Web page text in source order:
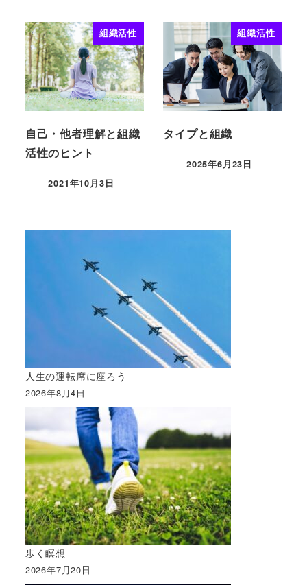
組織活性
自己・他者理解と組織
活性のヒント
2021年10月3日
組織活性
タイプと組織
2025年6月23日
人生の運転席に座ろう
2026年8月4日
歩く瞑想
2026年7月20日